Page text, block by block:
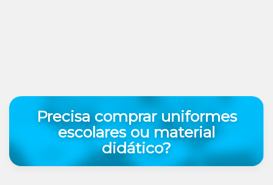
Precisa comprar uniformes
escolares ou material
didático?